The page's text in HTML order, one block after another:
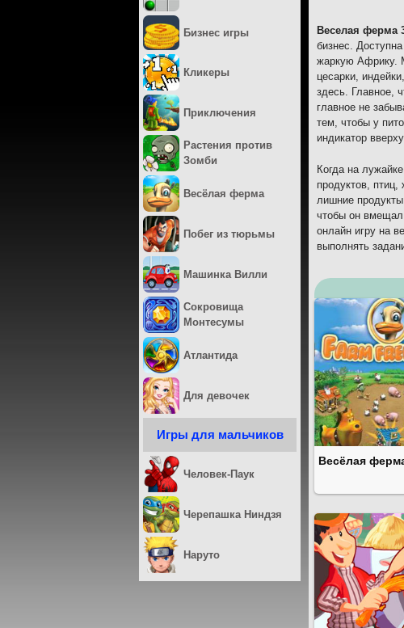
Веселая ферма
бизнес.
жаркую Африку.
цесарки,
здесь. Главное,
главное не
тем, чтобы у
индикатор
Когда на
продуктов,
лишние
чтобы он вмещал
онлайн игру на
выполнять
Весёлая
Бизнес игры
Кликеры
Приключения
Растения против
Зомби
Весёлая ферма
Побег из тюрьмы
Машинка Вилли
Сокровища
Монтесумы
Атлантида
Для девочек
Игры для мальчиков
Человек-Паук
Черепашка Ниндзя
Наруто